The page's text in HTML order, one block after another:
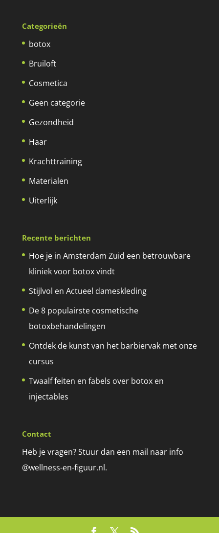
Categorieën
botox
Bruiloft
Cosmetica
Geen categorie
Gezondheid
Haar
Krachttraining
Materialen
Uiterlijk
Recente berichten
Hoe je in Amsterdam Zuid een betrouwbare
kliniek voor botox vindt
Stijlvol en Actueel dameskleding
De 8 populairste cosmetische
botoxbehandelingen
Ontdek de kunst van het barbiervak met onze
cursus
Twaalf feiten en fabels over botox en
injectables
Contact
Heb je vragen? Stuur dan een mail naar info
@wellness-en-figuur.nl.